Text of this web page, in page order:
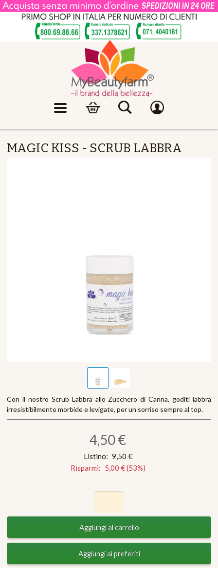
MAGIC KISS - SCRUB LABBRA
Con il nostro Scrub Labbra allo Zucchero di Canna, goditi labbra
irresistibilmente morbide e levigate, per un sorriso sempre al top.
4,50 €
Listino: 9,50 €
Risparmi: 5,00 €(53%)